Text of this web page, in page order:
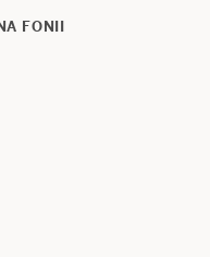
FONII